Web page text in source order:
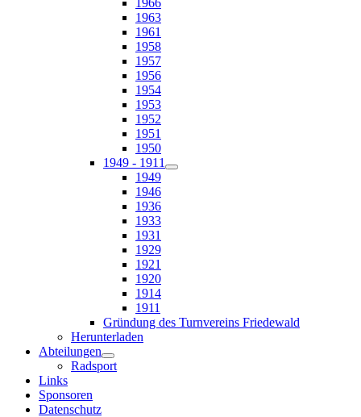
1966
1963
1961
1958
1957
1956
1954
1953
1952
1951
1950
1949 - 1911
1949
1946
1936
1933
1931
1929
1921
1920
1914
1911
Gründung des Turnvereins Friedewald
Herunterladen
Abteilungen
Radsport
Links
Sponsoren
Datenschutz